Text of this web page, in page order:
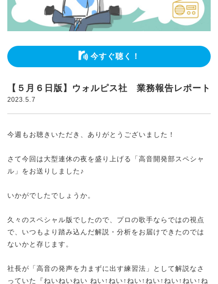
今すぐ聴く！
【５月６日版】ウォルピス社 業務報告レポート
2023.5.7
今週もお聴きいただき、ありがとうございました！
さて今回は大型連休の夜を盛り上げる「高音開発部スペシャ
ル」をお送りしました♪
いかがでしたでしょうか。
久々のスペシャル版でしたので、プロの歌手ならではの視点
で、いつもより踏み込んだ解説・分析をお届けできたのでは
ないかと存じます。
社長が「高音の発声を力まずに出す練習法」として解説なさ
っていた『ねいねいねい ねい↑ねい↑ ねい↑ねい↑ ねい↑ねい↑ね